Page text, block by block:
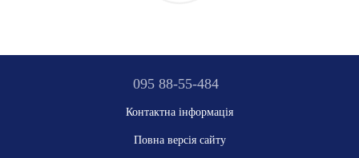
095 88-55-484
Контактна інформація
Повна версія сайту